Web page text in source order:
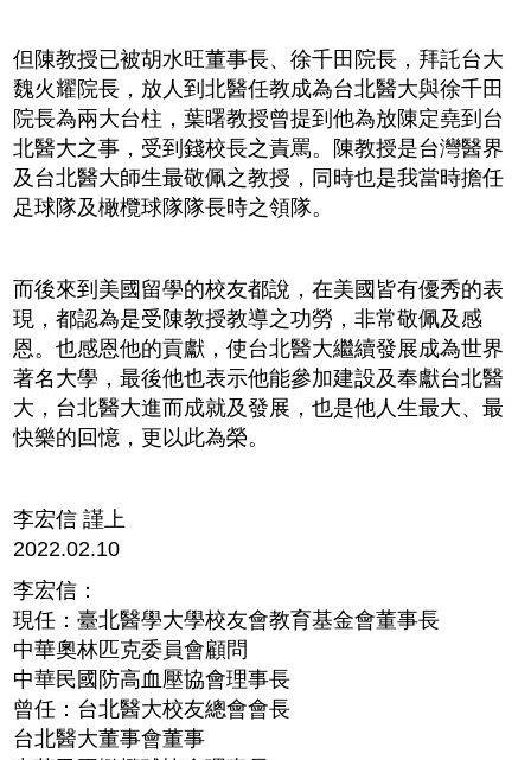
但陳教授已被胡水旺董事長、徐千田院長，拜託台大
魏火耀院長，放人到北醫任教成為台北醫大與徐千田
院長為兩大台柱，葉曙教授曾提到他為放陳定堯到台
北醫大之事，受到錢校長之責罵。陳教授是台灣醫界
及台北醫大師生最敬佩之教授，同時也是我當時擔任
足球隊及橄欖球隊隊長時之領隊。
而後來到美國留學的校友都說，在美國皆有優秀的表
現，都認為是受陳教授教導之功勞，非常敬佩及感
恩。也感恩他的貢獻，使台北醫大繼續發展成為世界
著名大學，最後他也表示他能參加建設及奉獻台北醫
大，台北醫大進而成就及發展，也是他人生最大、最
快樂的回憶，更以此為榮。
李宏信 謹上
2022.02.10
李宏信：
現任：臺北醫學大學校友會教育基金會董事長
中華奧林匹克委員會顧問
中華民國防高血壓協會理事長
曾任：台北醫大校友總會會長
台北醫大董事會董事